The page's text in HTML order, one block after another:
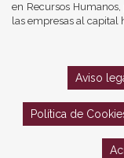
en Recursos
las empresas al capital
Aviso
Política de